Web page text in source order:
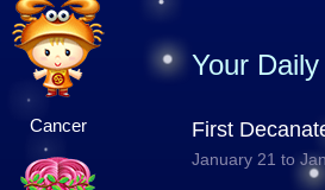
Cancer
Your
First
January 21 to